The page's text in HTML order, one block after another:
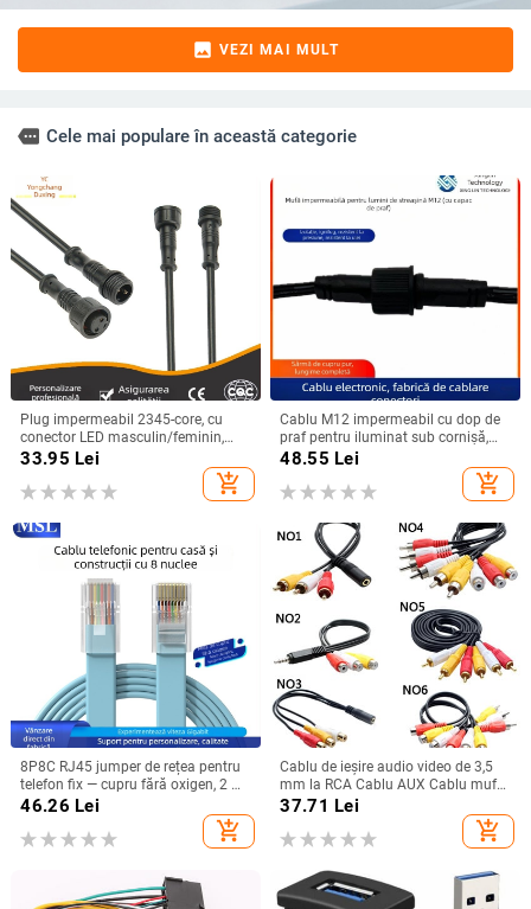
image VEZI MAI MULT
more Cele mai populare în această categorie
Plug impermeabil 2345-core, cu
conector LED masculin/feminin,
cablu negru pentru iluminat exterior
33.95 Lei
add_shopping_cart
Cablu M12 impermeabil cu dop de
praf pentru iluminat sub cornișă,
conector aviatic de 3 pini, masculin
și feminin, cablu de alimentare
personalizabil
48.55 Lei
add_shopping_cart
8P8C RJ45 jumper de rețea pentru
telefon fix — cupru fără oxigen, 2 m,
contacte placate cu aur
46.26 Lei
add_shopping_cart
Cablu de ieșire audio video de 3,5
mm la RCA Cablu AUX Cablu mufă
3RCA și Splitter 6RCA Cablu AV TV
37.71 Lei
add_shopping_cart